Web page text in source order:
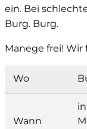
ein. Bei
Burg. Burg.
Manege frei! Wir
Wo
Wann